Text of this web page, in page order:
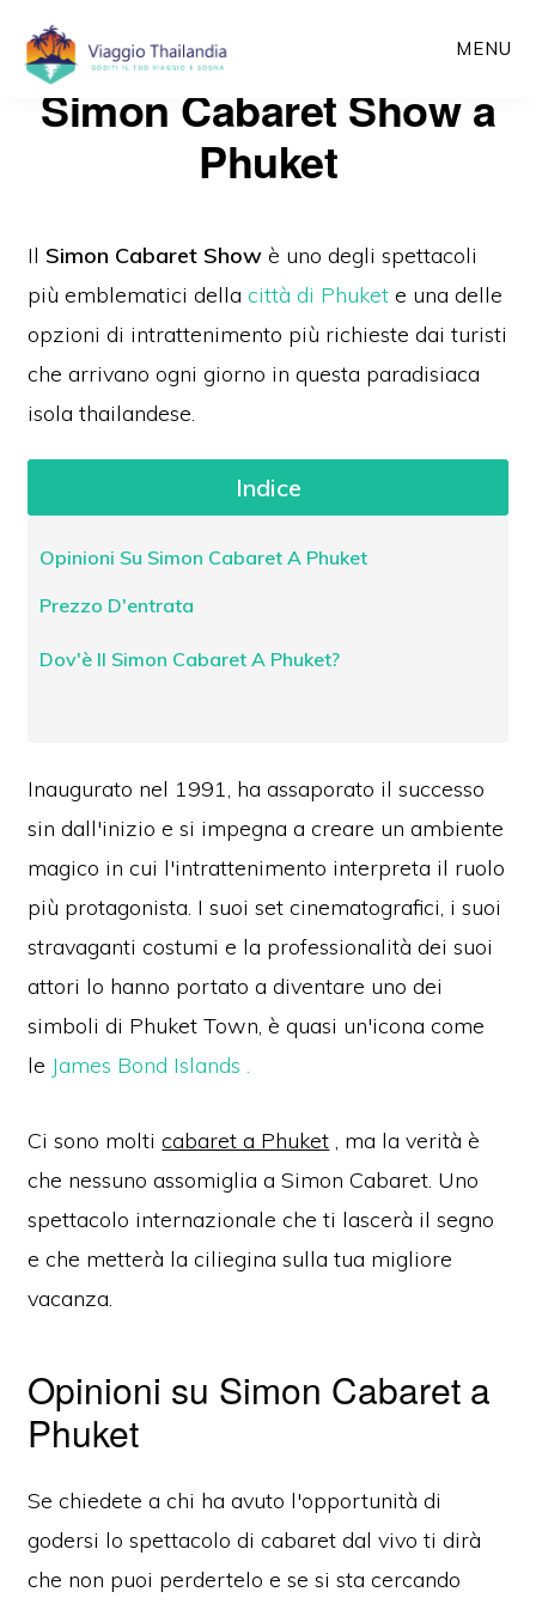
Passa
contenuto
MENU
Simon Cabaret Show a
Phuket
Il Simon Cabaret Show è uno degli spettacoli
più emblematici dellacittà di Phuket e una delle
opzioni di intrattenimento più richieste dai turisti
che arrivano ogni giorno in questa paradisiaca
isola thailandese.
Indice
Opinioni Su Simon Cabaret A Phuket
Prezzo D'entrata
Dov'è Il Simon Cabaret A Phuket?
Inaugurato nel 1991, ha assaporato il successo
sin dall'inizio e si impegna a creare un ambiente
magico in cui l'intrattenimento interpreta il ruolo
più protagonista. I suoi set cinematografici, i suoi
stravaganti costumi e la professionalità dei suoi
attori lo hanno portato a diventare uno dei
simboli di Phuket Town, è quasi un'icona come
le James Bond Islands .
Ci sono molticabaret a Phuket , ma la verità è
che nessuno assomiglia a Simon Cabaret. Uno
spettacolo internazionale che ti lascerà il segno
e che metterà la ciliegina sulla tua migliore
vacanza.
Opinioni su Simon Cabaret a
Phuket
Se chiedete a chi ha avuto l'opportunità di
godersi lo spettacolo di cabaret dal vivo ti dirà
che non puoi perdertelo e se si stacercando